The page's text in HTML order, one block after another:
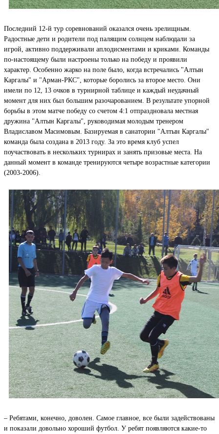
Последний 12-й тур соревнований оказался очень зрелищным.
Радостные дети и родители под палящим солнцем наблюдали за
игрой, активно поддерживали аплодисментами и криками. Команды
по-настоящему были настроены только на победу и проявили
характер. Особенно жарко на поле было, когда встречались "Алтын
Каргалы" и "Арман-РКС", которые боролись за второе место. Они
имели по 12, 13 очков в турнирной таблице и каждый неудачный
момент для них был большим разочарованием. В результате упорной
борьбы в этом матче победу со счетом 4:1 отпраздновала местная
дружина "Алтын Каргалы", руководимая молодым тренером
Владиславом Масимовым. Базируемая в санатории "Алтын Каргалы"
команда была создана в 2013 году. За это время клуб успел
поучаствовать в нескольких турнирах и занять призовые места. На
данный момент в команде тренируются четыре возрастные категории
(2003-2006).
– Ребятами, конечно, доволен. Самое главное, все были задействованы
и показали довольно хороший футбол. У ребят появляются какие-то